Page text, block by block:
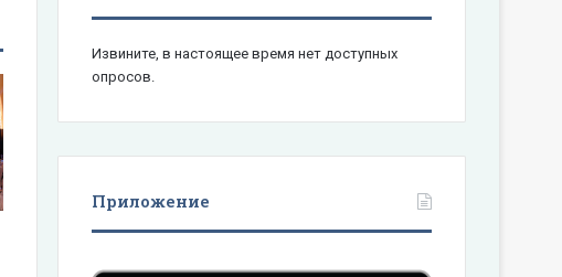
Извините, в настоящее время нет доступных
опросов.
Приложение